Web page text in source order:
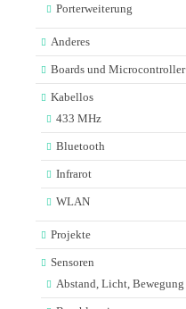
Porterweiterung
Anderes
Boards und Microcontroller
Kabellos
433 MHz
Bluetooth
Infrarot
WLAN
Projekte
Sensoren
Abstand, Licht, Bewegung